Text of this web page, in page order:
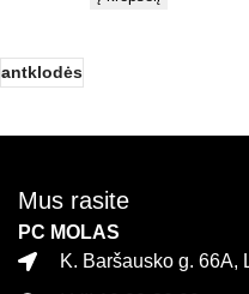
antklodės
Mus rasite
PC MOLAS
K. Baršausko g. 66A,